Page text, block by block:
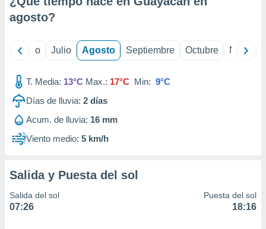
e
publicidad
publicidad
de
agosto?
Junio Julio Agosto Septiembre Octubre
T. Media: 13°C Max.: 17°C Min: 9°C
Días de lluvia: 2 días
Acum. de lluvia: 16 mm
Viento medio: 5 km/h
Salida y Puesta del sol
Salida del sol
07:26
Puesta del sol
18:16